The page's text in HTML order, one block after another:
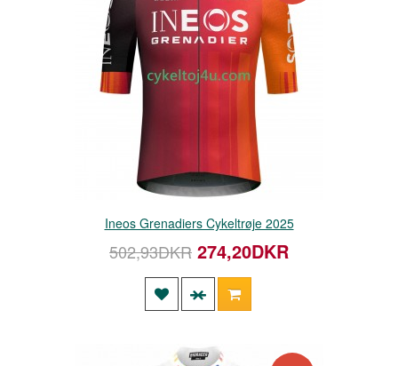
Ineos Grenadiers Cykeltrøje 2025
502,93DKR 274,20DKR